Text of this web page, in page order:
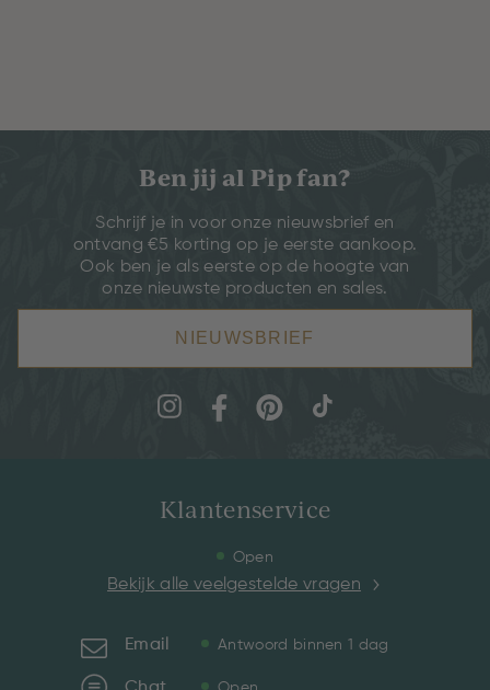
Ben jij al Pip fan?
Schrijf je in voor onze nieuwsbrief en
ontvang €5 korting op je eerste aankoop.
Ook ben je als eerste op de hoogte van
onze nieuwste producten en sales.
NIEUWSBRIEF
Klantenservice
Open
Bekijk alle veelgestelde vragen
Email Antwoord binnen 1 dag